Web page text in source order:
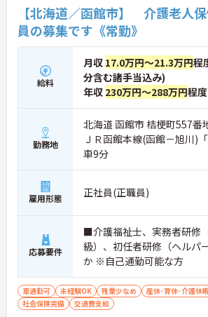
【北海道／函館市】 介護老人
員の募集です《常勤》
給料
月収 17.0万円～21.3万円程
分含む諸手当込み)
年収 230万円～288万円程度
勤務地
北海道 函館市 桔梗町557番
ＪＲ函館本線(函館－旭川)
車9分
雇用形態 正社員(正職員)
応募要件
■介護福祉士、実務者研修
級）、初任者研修（ヘルパ
か ※自己通勤可能な方
車通勤可 未経験OK 残業少なめ
産休･育休･介護休
社会保険完備
交通費支給